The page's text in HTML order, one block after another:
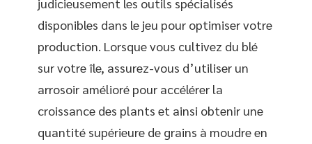
disponibles dans le jeu pour optimiser votre
production. Lorsque vous cultivez du blé
sur votre île, assurez-vous d’utiliser un
arrosoir amélioré pour accélérer la
croissance des plants et ainsi obtenir une
quantité supérieure de grains à moudre en